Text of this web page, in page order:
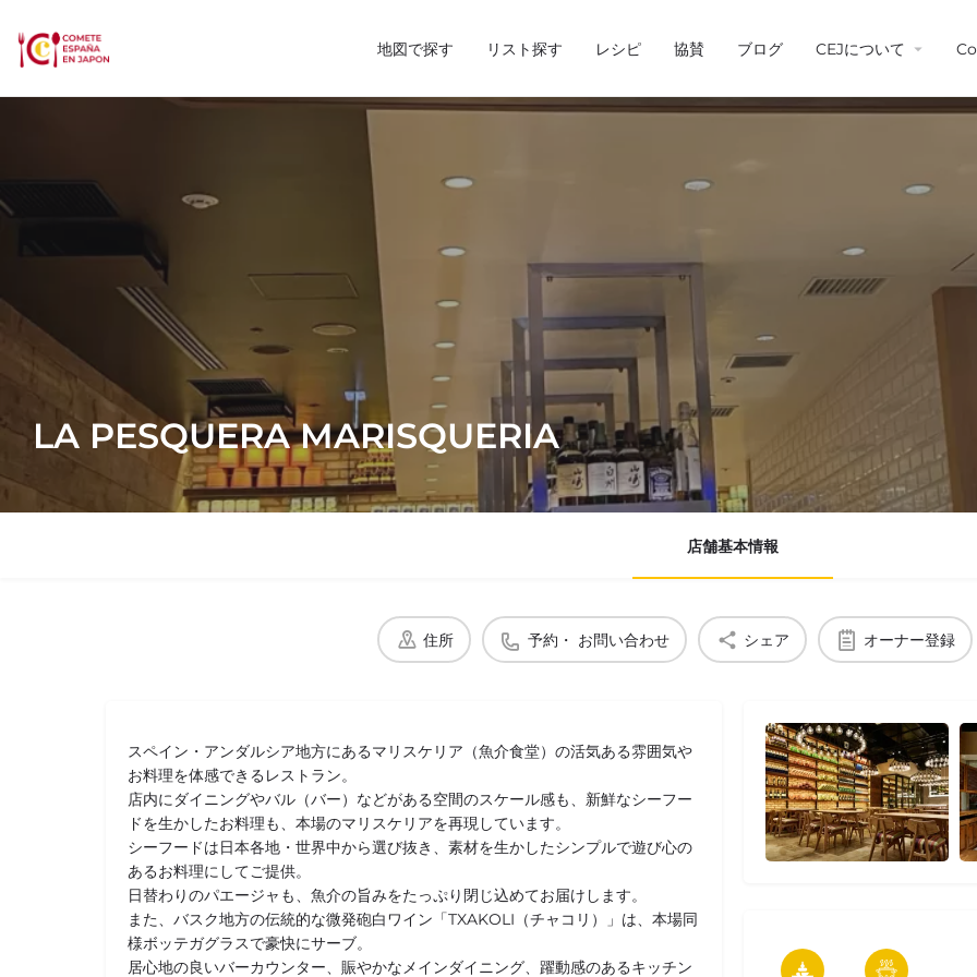
地図で探す リスト探す レシピ 協賛 ブログ CEJについて
LA PESQUERA MARISQUERIA
店舗基本情報
住所 予約・ お問い合わせ シェア オーナー登録
スペイン・アンダルシア地方にあるマリスケリア（魚介食堂）の活気ある雰囲気や
お料理を体感できるレストラン。
店内にダイニングやバル（バー）などがある空間のスケール感も、新鮮なシーフー
ドを生かしたお料理も、本場のマリスケリアを再現しています。
シーフードは日本各地・世界中から選び抜き、素材を生かしたシンプルで遊び心の
あるお料理にしてご提供。
日替わりのパエージャも、魚介の旨みをたっぷり閉じ込めてお届けします。
また、バスク地方の伝統的な微発砲白ワイン「TXAKOLI（チャコリ）」は、本場同
様ボッテガグラスで豪快にサーブ。
居心地の良いバーカウンター、賑やかなメインダイニング、躍動感のあるキッチン